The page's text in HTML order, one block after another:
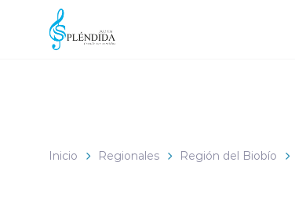
Click acá para ir directamente al contenido
Inicio Regionales Región del Biobío